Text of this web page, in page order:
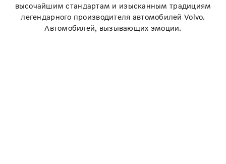
высочайшим стандартам и изысканным традициям
легендарного производителя автомобилей Volvo.
Автомобилей, вызывающих эмоции.